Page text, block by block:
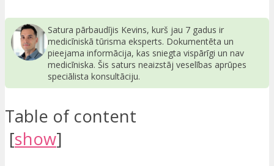
Satura pārbaudījis Kevins, kurš jau 7 gadus ir
medicīniskā tūrisma eksperts. Dokumentēta un
pieejama informācija, kas sniegta vispārīgi un nav
medicīniska. Šis saturs neaizstāj veselības aprūpes
speciālista konsultāciju.
Table of content
[show]